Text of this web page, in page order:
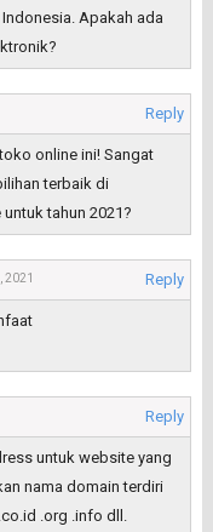
Apakah ada
Reply
online ini! Sangat
terbaik di
tahun 2021?
2021 Reply
Reply
untuk website yang
nama domain terdiri
.org .info dll.